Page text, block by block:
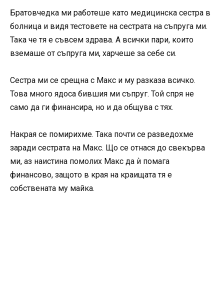
Братовчедка ми работеше като медицинска сестра в
болница и видя тестовете на сестрата на съпруга ми.
Така че тя е съвсем здрава. А всички пари, които
вземаше от съпруга ми, харчеше за себе си.
Сестра ми се срещна с Макс и му разказа всичко.
Това много ядоса бившия ми съпруг. Той спря не
само да ги финансира, но и да общува с тях.
Накрая се помирихме. Така почти се разведохме
заради сестрата на Макс. Що се отнася до свекърва
ми, аз наистина помолих Макс да ѝ помага
финансово, защото в края на краищата тя е
собствената му майка.